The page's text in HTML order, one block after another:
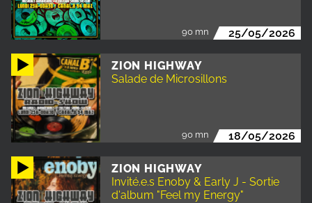
90 mn 25/05/2026
ZION HIGHWAY
Salade de Microsillons
90 mn 18/05/2026
ZION HIGHWAY
Invité.e.s Enoby & Early J - Sortie
d'album "Feel my Energy"